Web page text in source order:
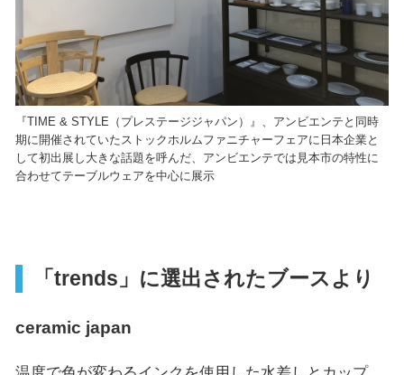
『TIME & STYLE（プレステージジャパン）』、アンビエンテと同時
期に開催されていたストックホルムファニチャーフェアに日本企業と
して初出展し大きな話題を呼んだ、アンビエンテでは見本市の特性に
合わせてテーブルウェアを中心に展示
「trends」に選出されたブースより
ceramic japan